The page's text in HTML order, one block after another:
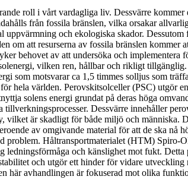
roll i vårt vardagliga liv. Dessvärre kommer
från fossila bränslen, vilka orsakar
uppvärmning och ekologiska skador. Dessutom
om att resurserna av fossila bränslen kommer
behovet av att undersöka och implementera
vilken ren, hållbar och rikligt
som motsvarar ca 1,5 timmes solljus som
hela världen. Perovskitsolceller (PSC) utgör
solens energi grundat på deras höga
tillverkningsprocesser. Dessvärre innehåller
vilket är skadligt för både miljö och människa.
av omgivande material för att de ska nå
problem. Håltransportmaterialet (HTM) Spiro-
ledningsförmåga och känslighet mot fukt. Detta
och utgör ett hinder för vidare utveckling
här avhandlingen är fokuserad mot olika